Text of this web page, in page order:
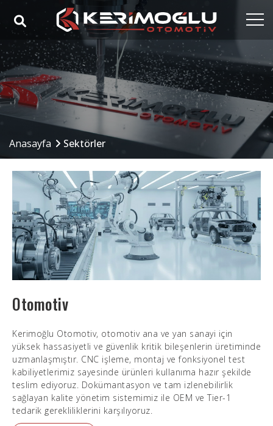
Anasayfa
Kurumsal
Yetkinlikler
Sektörler
Referanslar
Medya
İletişim
Anasayfa Sektörler
Otomotiv
Kerimoğlu Otomotiv, otomotiv ana ve yan sanayi için
yüksek hassasiyetli ve güvenlik kritik bileşenlerin üretiminde
uzmanlaşmıştır. CNC işleme, montaj ve fonksiyonel test
kabiliyetlerimiz sayesinde ürünleri kullanıma hazır şekilde
teslim ediyoruz. Dokümantasyon ve tam izlenebilirlik
sağlayan kalite yönetim sistemimiz ile OEM ve Tier-1
tedarik gerekliliklerini karşılıyoruz.